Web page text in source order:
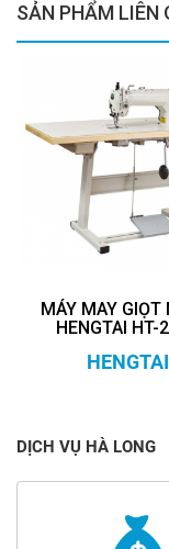
SẢN PHẨM LIÊN
MÁY MAY GIỌT
HENGTAI HT-
HENGTAI
DỊCH VỤ HÀ LONG